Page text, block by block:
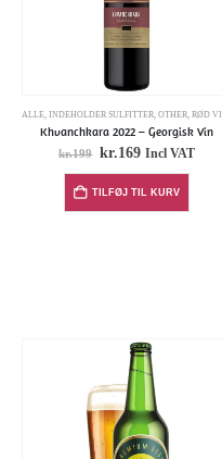
ALLE INDEHOLDER SULFITTER OTHER RØD VINE
Khvanchkara 2022 – Georgisk Vin
kr.199 kr.169 Incl VAT
TILFØJ TIL KURV